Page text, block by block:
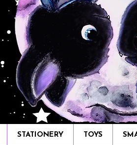
STATIONERY TOYS